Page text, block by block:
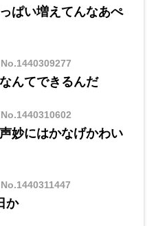
ぱい増えてんなあぺ
No.1440309277
んてできるんだ
妙にはかなげかわい
No.1440311447
か